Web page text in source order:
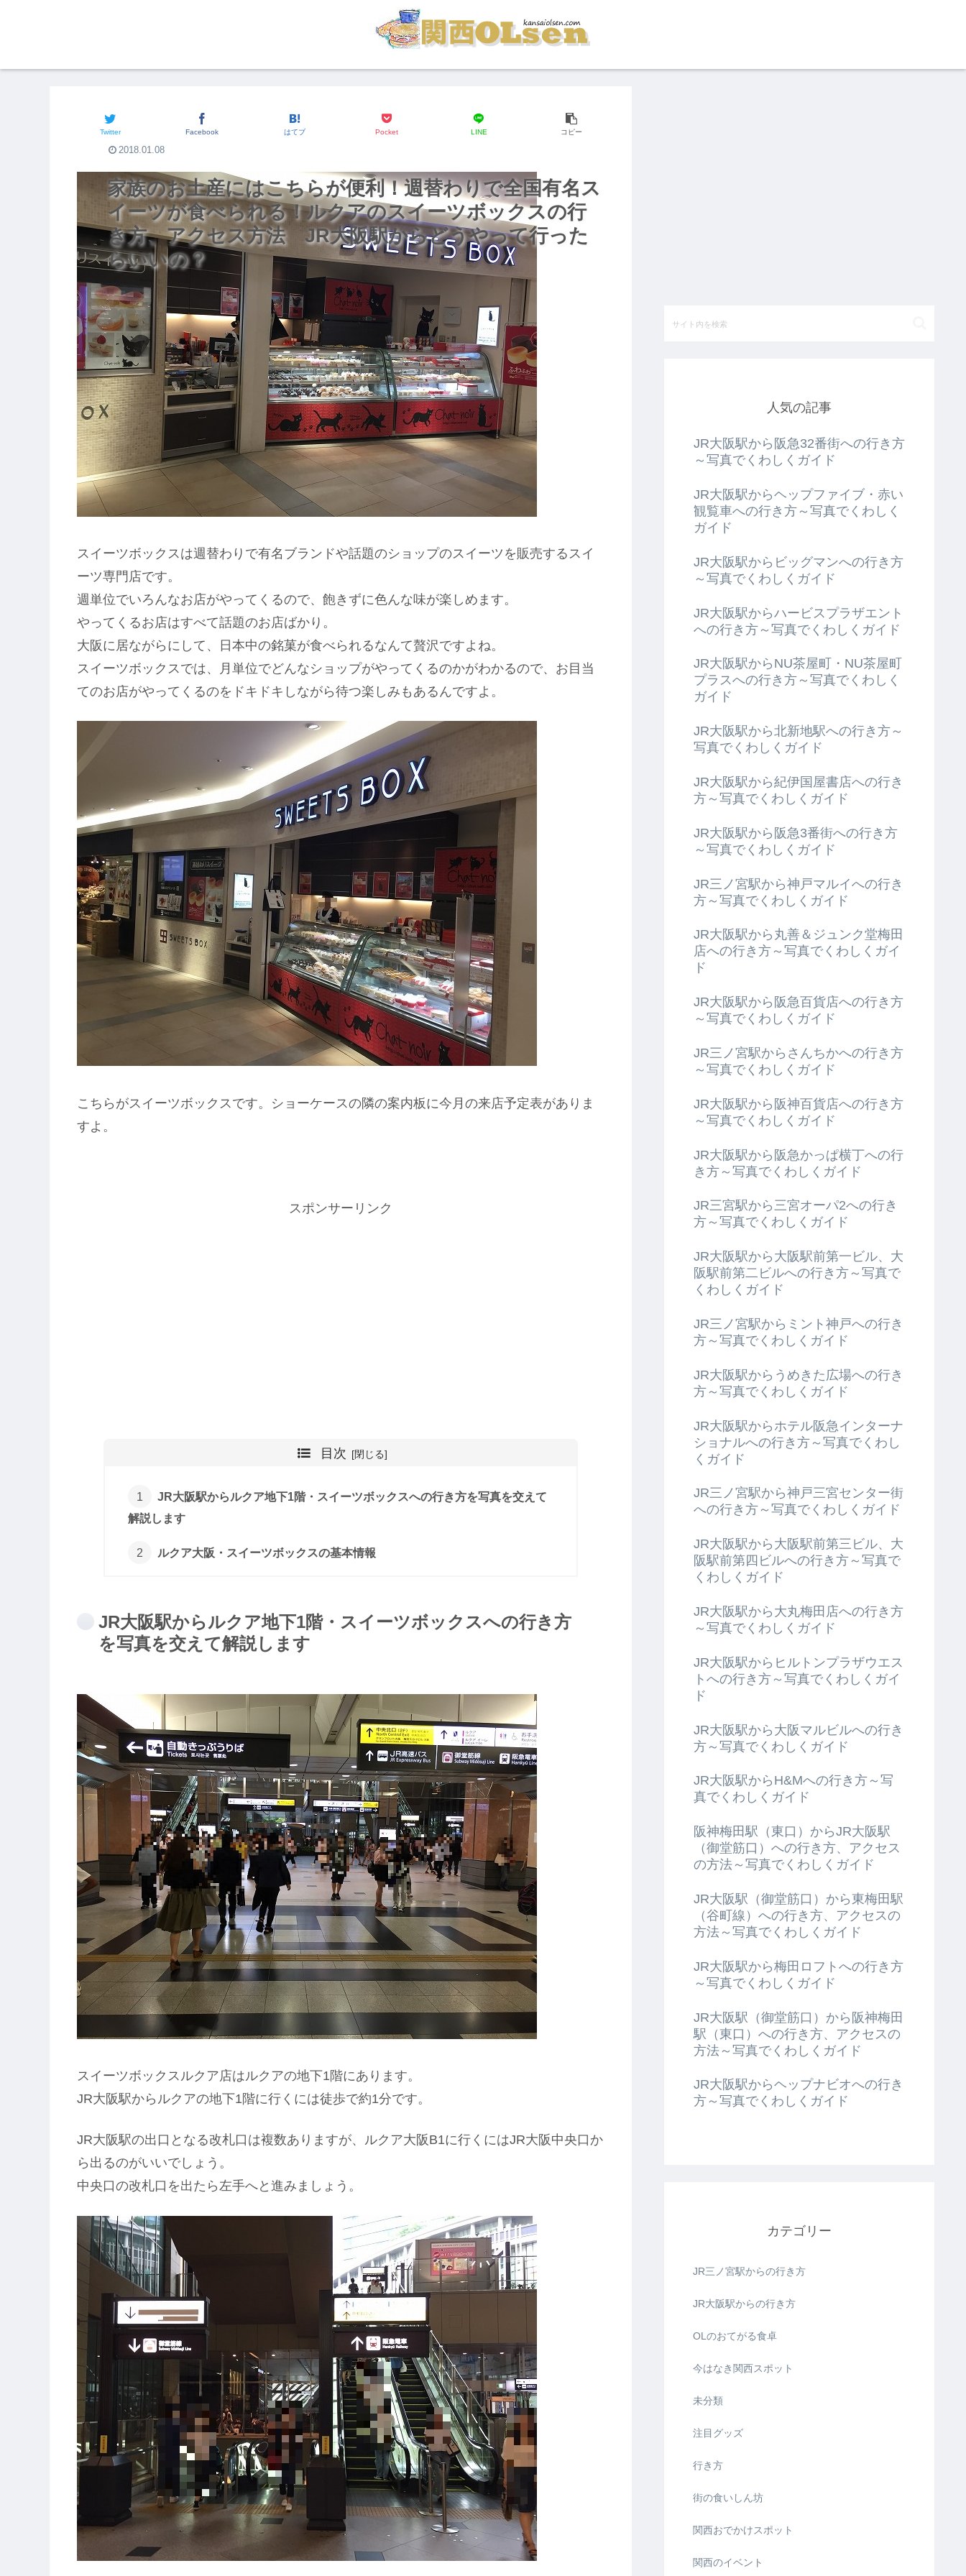
家族のお土産にはこちらが便利！週替わりで全国有名ス
イーツが食べられる！ルクアのスイーツボックスの行
き方、アクセス方法 JR大阪駅からどうやって行った
らいいの？
Twitter Facebook はてブ Pocket LINE コピー
2018.01.08
スイーツボックスは週替わりで有名ブランドや話題のショップのスイーツを販売するスイ
ーツ専門店です。
週単位でいろんなお店がやってくるので、飽きずに色んな味が楽しめます。
やってくるお店はすべて話題のお店ばかり。
大阪に居ながらにして、日本中の銘菓が食べられるなんて贅沢ですよね。
スイーツボックスでは、月単位でどんなショップがやってくるのかがわかるので、お目当
てのお店がやってくるのをドキドキしながら待つ楽しみもあるんですよ。
こちらがスイーツボックスです。ショーケースの隣の案内板に今月の来店予定表がありま
すよ。
スポンサーリンク
目次
JR大阪駅からルクア地下1階・スイーツボックスへの行き方を写真を交えて
解説します
ルクア大阪・スイーツボックスの基本情報
JR大阪駅からルクア地下1階・スイーツボックスへの行き方
を写真を交えて解説します
スイーツボックスルクア店はルクアの地下1階にあります。
JR大阪駅からルクアの地下1階に行くには徒歩で約1分です。
JR大阪駅の出口となる改札口は複数ありますが、ルクア大阪B1に行くにはJR大阪中央口か
ら出るのがいいでしょう。
中央口の改札口を出たら左手へと進みましょう。
人気の記事
JR大阪駅から阪急32番街への行き方
～写真でくわしくガイド
JR大阪駅からヘップファイブ・赤い
観覧車への行き方～写真でくわしく
ガイド
JR大阪駅からビッグマンへの行き方
～写真でくわしくガイド
JR大阪駅からハービスプラザエント
への行き方～写真でくわしくガイド
JR大阪駅からNU茶屋町・NU茶屋町
プラスへの行き方～写真でくわしく
ガイド
JR大阪駅から北新地駅への行き方～
写真でくわしくガイド
JR大阪駅から紀伊国屋書店への行き
方～写真でくわしくガイド
JR大阪駅から阪急3番街への行き方
～写真でくわしくガイド
JR三ノ宮駅から神戸マルイへの行き
方～写真でくわしくガイド
JR大阪駅から丸善＆ジュンク堂梅田
店への行き方～写真でくわしくガイ
ド
JR大阪駅から阪急百貨店への行き方
～写真でくわしくガイド
JR三ノ宮駅からさんちかへの行き方
～写真でくわしくガイド
JR大阪駅から阪神百貨店への行き方
～写真でくわしくガイド
JR大阪駅から阪急かっぱ横丁への行
き方～写真でくわしくガイド
JR三宮駅から三宮オーパ2への行き
方～写真でくわしくガイド
JR大阪駅から大阪駅前第一ビル、大
阪駅前第二ビルへの行き方～写真で
くわしくガイド
JR三ノ宮駅からミント神戸への行き
方～写真でくわしくガイド
JR大阪駅からうめきた広場への行き
方～写真でくわしくガイド
JR大阪駅からホテル阪急インターナ
ショナルへの行き方～写真でくわし
くガイド
JR三ノ宮駅から神戸三宮センター街
への行き方～写真でくわしくガイド
JR大阪駅から大阪駅前第三ビル、大
阪駅前第四ビルへの行き方～写真で
くわしくガイド
JR大阪駅から大丸梅田店への行き方
～写真でくわしくガイド
JR大阪駅からヒルトンプラザウエス
トへの行き方～写真でくわしくガイ
ド
JR大阪駅から大阪マルビルへの行き
方～写真でくわしくガイド
JR大阪駅からH&Mへの行き方～写
真でくわしくガイド
阪神梅田駅（東口）からJR大阪駅
（御堂筋口）への行き方、アクセス
の方法～写真でくわしくガイド
JR大阪駅（御堂筋口）から東梅田駅
（谷町線）への行き方、アクセスの
方法～写真でくわしくガイド
JR大阪駅から梅田ロフトへの行き方
～写真でくわしくガイド
JR大阪駅（御堂筋口）から阪神梅田
駅（東口）への行き方、アクセスの
方法～写真でくわしくガイド
JR大阪駅からヘップナビオへの行き
方～写真でくわしくガイド
カテゴリー
JR三ノ宮駅からの行き方
JR大阪駅からの行き方
OLのおてがる食卓
今はなき関西スポット
未分類
注目グッズ
行き方
街の食いしん坊
関西おでかけスポット
関西のイベント